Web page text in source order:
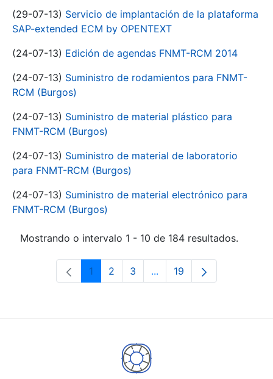
(29-07-13) Servicio de implantación de la plataforma
SAP-extended ECM by OPENTEXT
(24-07-13) Edición de agendas FNMT-RCM 2014
(24-07-13) Suministro de rodamientos para FNMT-
RCM (Burgos)
(24-07-13) Suministro de material plástico para
FNMT-RCM (Burgos)
(24-07-13) Suministro de material de laboratorio
para FNMT-RCM (Burgos)
(24-07-13) Suministro de material electrónico para
FNMT-RCM (Burgos)
Mostrando o intervalo 1 - 10 de 184 resultados.
Páxina
1 Páxina
2 Páxina
3 ...Páxinas intermedias Use
Páxina
19